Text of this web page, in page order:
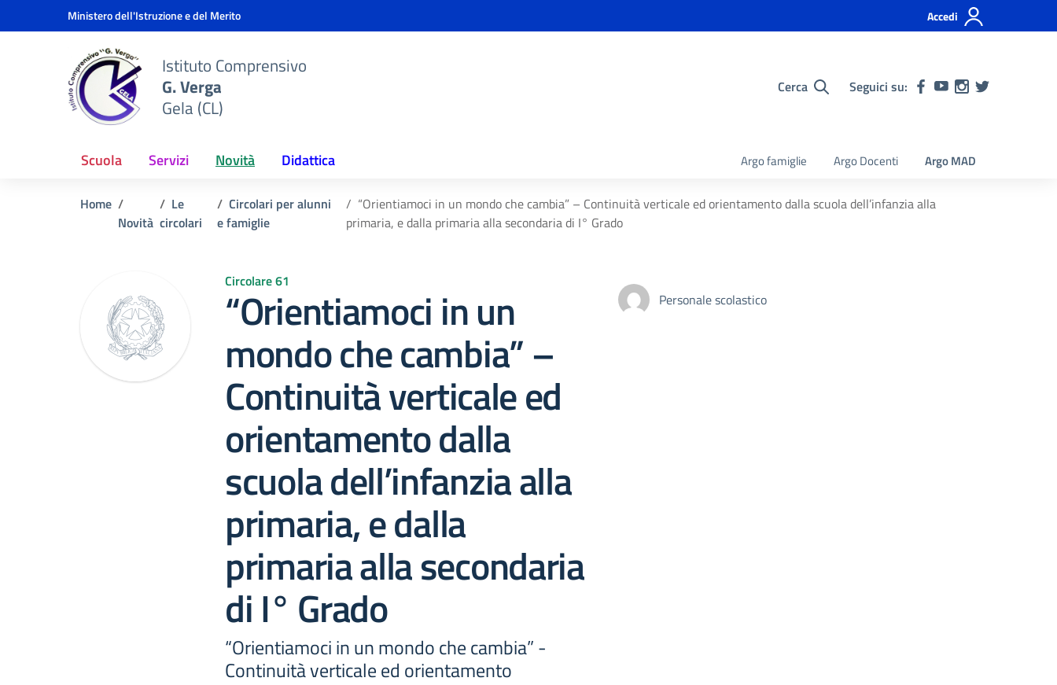
Vai ai contenuti
Vai al menu di navigazioneMinistero dell'Istruzione e del Merito Accedi
Istituto Comprensivo
G. Verga
Gela (CL)
Cerca Seguici su:
Scuola Servizi Novità Didattica Argo famiglie Argo Docenti Argo MAD
Home
Novità
Le
circolari
Circolari per alunni
e famiglie
“Orientiamoci in un mondo che cambia” – Continuità verticale ed orientamento dalla scuola dell’infanzia alla
primaria, e dalla primaria alla secondaria di I° Grado
Circolare 61
“Orientiamoci in un
mondo che cambia” –
Continuità verticale ed
orientamento dalla
scuola dell’infanzia alla
primaria, e dalla
primaria alla secondaria
di I° Grado
“Orientiamoci in un mondo che cambia” -
Continuità verticale ed orientamento
Personale scolastico